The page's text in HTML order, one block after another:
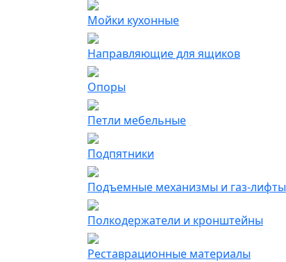
Мойки кухонные
Направляющие для ящиков
Опоры
Петли мебельные
Подпятники
Подъемные механизмы и газ-лифты
Полкодержатели и кронштейны
Реставрационные материалы